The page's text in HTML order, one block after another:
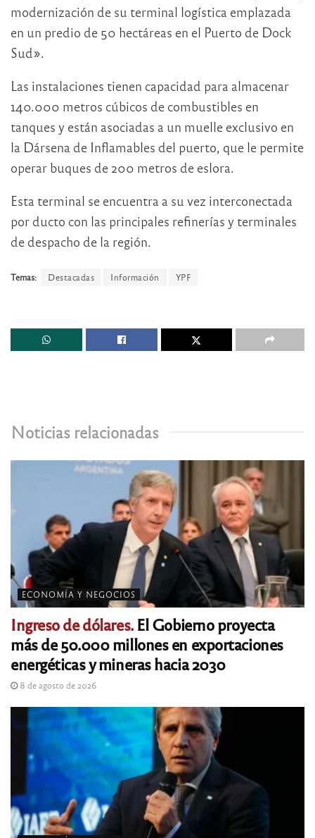
modernización de su terminal logística emplazada
en un predio de 50 hectáreas en el Puerto de Dock
Sud».
Las instalaciones tienen capacidad para almacenar
140.000 metros cúbicos de combustibles en
tanques y están asociadas a un muelle exclusivo en
la Dársena de Inflamables del puerto, que le permite
operar buques de 200 metros de eslora.
Esta terminal se encuentra a su vez interconectada
por ducto con las principales refinerías y terminales
de despacho de la región.
Temas: Destacadas Información YPF
Noticias relacionadas
ECONOMÍA Y NEGOCIOS
Ingreso de dólares.El Gobierno proyecta
más de 50.000 millones en exportaciones
energéticas y mineras hacia 2030
8 de agosto de 2026